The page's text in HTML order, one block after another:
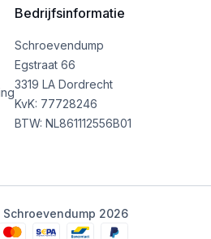
Bedrijfsinformatie
Schroevendump
Egstraat 66
3319 LA Dordrecht
KvK: 77728246
BTW: NL861112556B01
2026